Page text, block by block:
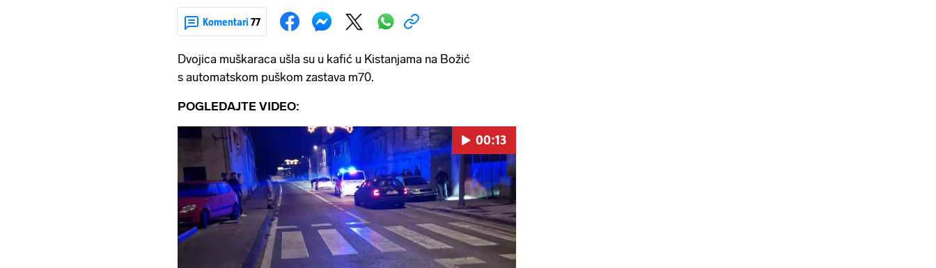
Komentari 77
Dvojica muškaraca ušla su u kafić u Kistanjama na Božić
s automatskom puškom zastava m70.
POGLEDAJTE VIDEO:
Pokretanje videa...
00:13